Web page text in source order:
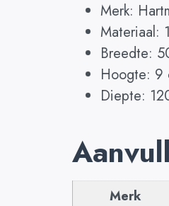
Merk:
Materiaal:
Breedte:
Hoogte: 9
Diepte:
Merk